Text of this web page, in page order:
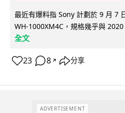
最近有爆料指 Sony 計劃於 9 月 7
WH-1000XM4C，規格幾乎與
全文
23 8 ↗ 分享
ADVERTISEMENT